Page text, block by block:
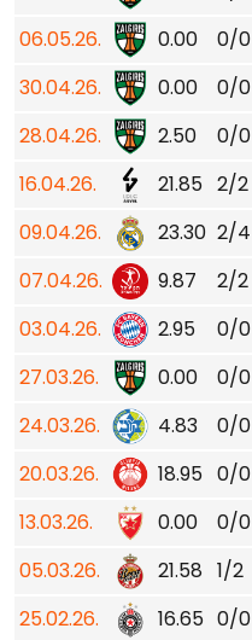
06.05.26.
0.00 0/0
30.04.26.
0.00 0/0
28.04.26.
2.50 0/0
16.04.26.
21.85 2/2
09.04.26.
23.30 2/4
07.04.26.
9.87 2/2
03.04.26.
2.95 0/0
27.03.26.
0.00 0/0
24.03.26.
4.83 0/0
20.03.26.
18.95 0/0
13.03.26.
0.00 0/0
05.03.26.
21.58 1/2
25.02.26.
16.65 0/0